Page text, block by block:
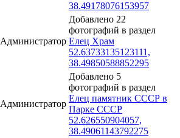
38.49178076153957
Администратор
Добавлено 22
фотографий в раздел
Елец Храм
52.63733135123111,
38.49850588852295
Администратор
Добавлено 5
фотографий в раздел
Елец памятник СССР в
Парке СССР
52.626550904057,
38.49061143792275